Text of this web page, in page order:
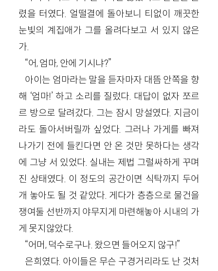
렸을 터였다. 얼떨결에 돌아보니 티없이 깨끗한
눈빛의 계집애가 그를 올려다보고 서 있지 않은
가.
“어, 엄마, 안에 기시냐?”
아이는 엄마라는 말을 듣자마자 대뜸 안쪽을 향
해 ‘엄마!’ 하고 소리를 질렀다. 대답이 없자 쪼르
르 방으로 달려갔다. 그는 잠시 망설였다. 지금이
라도 돌아서버릴까 싶었다. 그러나 가게를 빠져
나가기 전에 들킨다면 안 온 것만 못하다는 생각
에 그냥 서 있었다. 실내는 제법 그럴싸하게 꾸며
진 상태였다. 이 정도의 공간이면 식탁까지 두어
개 놓아도 될 것 같았다. 게다가 층층으로 물건을
쟁여둘 선반까지 야무지게 마련해놓아 시내의 가
게 못지않았다.
“어머, 덕수로구나. 왔으면 들어오지 않구!”
은희였다. 아이들은 무슨 구경거리라도 난 것처